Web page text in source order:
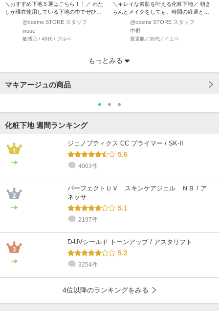
＼おすすめ下地５選はこちら！！／ わた
しが現在使用している下地の中でぜひ！
おすすめしたい…
@cosme STORE スタッフ
inoue
敏感肌 / 40代 / ブルベ
＼キレイな素肌を叶える化粧下地／ 朝き
ちんとメイクをしても、時間の経過と共
に、皮脂による崩れ…
@cosme STORE スタッフ
中野
普通肌 / 30代 / イエベ
混合肌 / 30代 / イエベ
やまぐち
もっとみる
マキアージュの商品
化粧下地 週間ランキング
ジェノプティクス CC プライマー / SK-II
5.6
4003件
パーフェクトＵＶ スキンケアジェル ＮＢ / ア
ネッサ
5.1
2197件
D-UVシールド トーンアップ / アスタリフト
5.2
3254件
4位以降のランキングをみる